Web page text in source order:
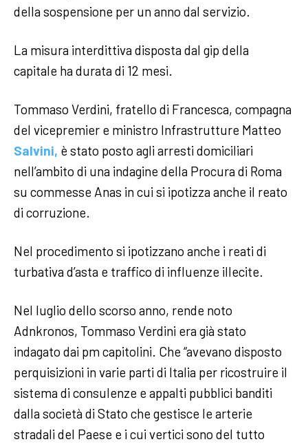
della sospensione per un anno dal servizio.
La misura interdittiva disposta dal gip della
capitale ha durata di 12 mesi.
Tommaso Verdini, fratello di Francesca, compagna
del vicepremier e ministro Infrastrutture Matteo
Salvini, è stato posto agli arresti domiciliari
nell’ambito di una indagine della Procura di Roma
su commesse Anas in cui si ipotizza anche il reato
di corruzione.
Nel procedimento si ipotizzano anche i reati di
turbativa d’asta e traffico di influenze illecite.
Nel luglio dello scorso anno, rende noto
Adnkronos, Tommaso Verdini era già stato
indagato dai pm capitolini. Che “avevano disposto
perquisizioni in varie parti di Italia per ricostruire il
sistema di consulenze e appalti pubblici banditi
dalla società di Stato che gestisce le arterie
stradali del Paese e i cui vertici sono del tutto